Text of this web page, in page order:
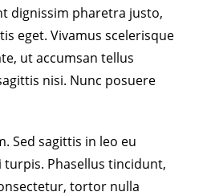
dignissim pharetra justo,
eget. Vivamus scelerisque
ut accumsan tellus
nisi. Nunc posuere
Sed sagittis in leo eu
Phasellus tincidunt,
tortor nulla